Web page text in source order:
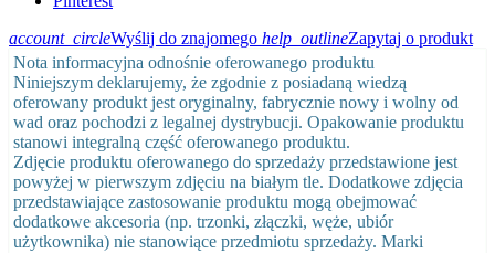
account_circleWyślij do znajomego help_outlineZapytaj o produkt
Nota informacyjna odnośnie oferowanego produktu
Niniejszym deklarujemy, że zgodnie z posiadaną wiedzą
oferowany produkt jest oryginalny, fabrycznie nowy i wolny od
wad oraz pochodzi z legalnej dystrybucji. Opakowanie produktu
stanowi integralną część oferowanego produktu.
Zdjęcie produktu oferowanego do sprzedaży przedstawione jest
powyżej w pierwszym zdjęciu na białym tle. Dodatkowe zdjęcia
przedstawiające zastosowanie produktu mogą obejmować
dodatkowe akcesoria (np. trzonki, złączki, węże, ubiór
użytkownika) nie stanowiące przedmiotu sprzedaży. Marki